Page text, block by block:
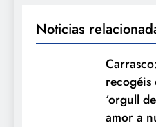
Noticias
recogéis
‘orgull
amor a